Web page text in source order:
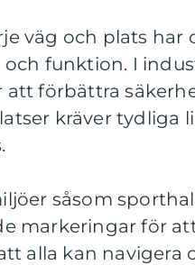
väg och plats har
och funktion. I
att förbättra
kräver tydliga
såsom
markeringar för
alla kan